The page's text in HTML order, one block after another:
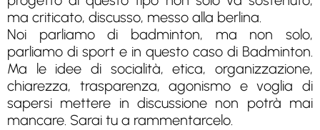
ma criticato, discusso, messo alla berlina.
Noi parliamo di badminton, ma non solo,
parliamo di sport e in questo caso di Badminton.
Ma le idee di socialità, etica, organizzazione,
chiarezza, trasparenza, agonismo e voglia di
sapersi mettere in discussione non potrà mai
mancare. Sarai tu a rammentarcelo.